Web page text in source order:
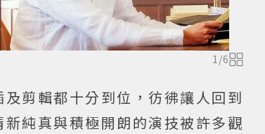
1/6
剪輯都十分到位，彷彿讓人回到
純真與積極開朗的演技被許多觀